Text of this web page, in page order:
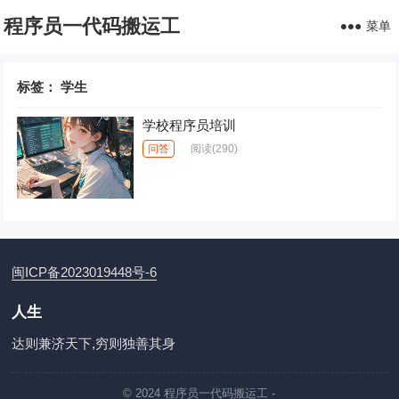
程序员一代码搬运工 菜单
标签：学生
学校程序员培训
问答 阅读(290)
闽ICP备2023019448号-6
人生
达则兼济天下,穷则独善其身
© 2024程序员一代码搬运工 -